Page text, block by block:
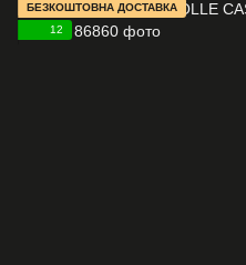
БЕЗКОШТОВНА ДОСТАВКА
12